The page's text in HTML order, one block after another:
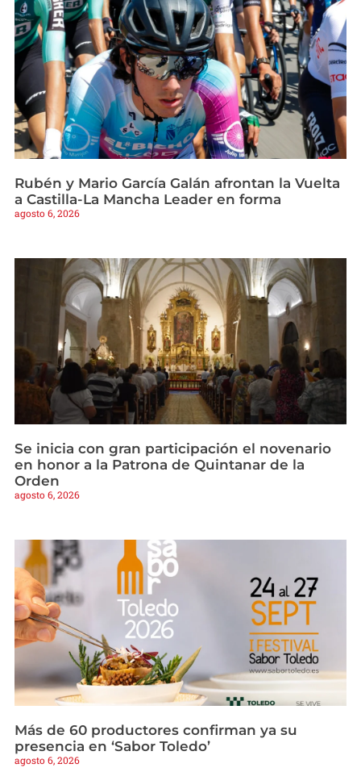
Rubén y Mario García Galán afrontan la Vuelta
a Castilla-La Mancha Leader en forma
agosto 6, 2026
Se inicia con gran participación el novenario
en honor a la Patrona de Quintanar de la
Orden
agosto 6, 2026
Más de 60 productores confirman ya su
presencia en ‘Sabor Toledo’
agosto 6, 2026